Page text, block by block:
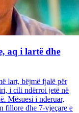
aq i lartë dhe
lart, bëjmë fjalë për
i cili ndërroi jetë në
Mësuesi i nderuar,
fillore dhe 7-vjeçare e